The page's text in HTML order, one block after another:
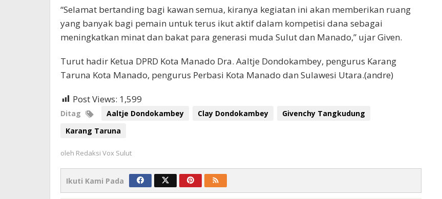
“Selamat bertanding bagi kawan semua, kiranya kegiatan ini akan memberikan ruang
yang banyak bagi pemain untuk terus ikut aktif dalam kompetisi dana sebagai
meningkatkan minat dan bakat para generasi muda Sulut dan Manado,” ujar Given.
Turut hadir Ketua DPRD Kota Manado Dra. Aaltje Dondokambey, pengurus Karang
Taruna Kota Manado, pengurus Perbasi Kota Manado dan Sulawesi Utara.(andre)
Post Views: 1,599
Ditag Aaltje Dondokambey Clay Dondokambey
Givenchy Tangkudung
Karang Taruna
oleh Redaksi Vox Sulut
Ikuti Kami Pada